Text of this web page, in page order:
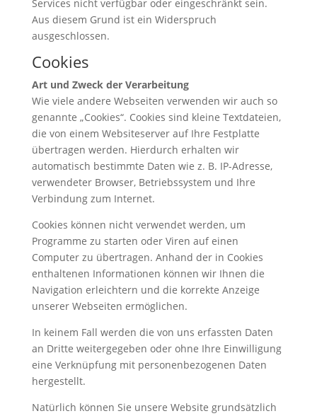
Services nicht verfügbar oder eingeschränkt sein.
Aus diesem Grund ist ein Widerspruch
ausgeschlossen.
Cookies
Art und Zweck der Verarbeitung
Wie viele andere Webseiten verwenden wir auch so
genannte „Cookies“. Cookies sind kleine Textdateien,
die von einem Websiteserver auf Ihre Festplatte
übertragen werden. Hierdurch erhalten wir
automatisch bestimmte Daten wie z. B. IP-Adresse,
verwendeter Browser, Betriebssystem und Ihre
Verbindung zum Internet.
Cookies können nicht verwendet werden, um
Programme zu starten oder Viren auf einen
Computer zu übertragen. Anhand der in Cookies
enthaltenen Informationen können wir Ihnen die
Navigation erleichtern und die korrekte Anzeige
unserer Webseiten ermöglichen.
In keinem Fall werden die von uns erfassten Daten
an Dritte weitergegeben oder ohne Ihre Einwilligung
eine Verknüpfung mit personenbezogenen Daten
hergestellt.
Natürlich können Sie unsere Website grundsätzlich